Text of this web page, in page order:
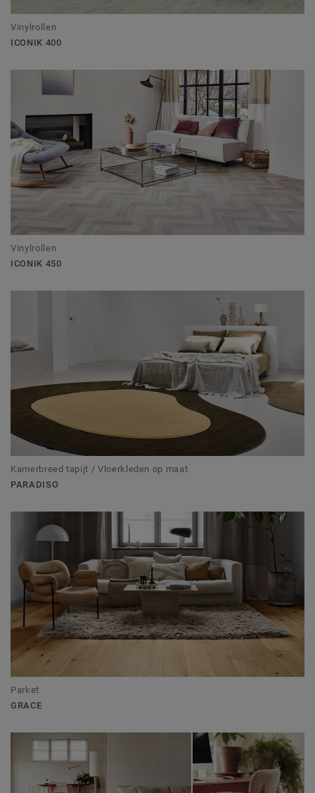
Vinylrollen
ICONIK 400
Vinylrollen
ICONIK 450
Kamerbreed tapijt / Vloerkleden op maat
PARADISO
Parket
GRACE